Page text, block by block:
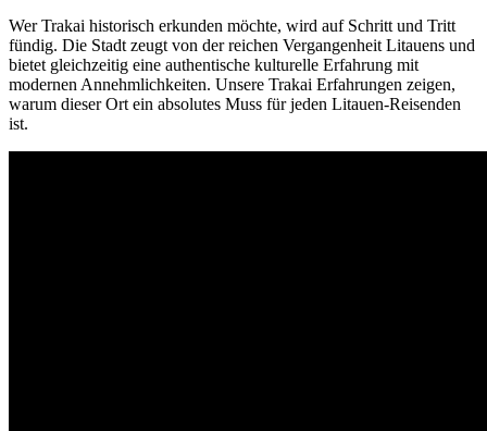
Wer Trakai historisch erkunden möchte, wird auf Schritt und Tritt
fündig. Die Stadt zeugt von der reichen Vergangenheit Litauens und
bietet gleichzeitig eine authentische kulturelle Erfahrung mit
modernen Annehmlichkeiten. Unsere Trakai Erfahrungen zeigen,
warum dieser Ort ein absolutes Muss für jeden Litauen-Reisenden
ist.